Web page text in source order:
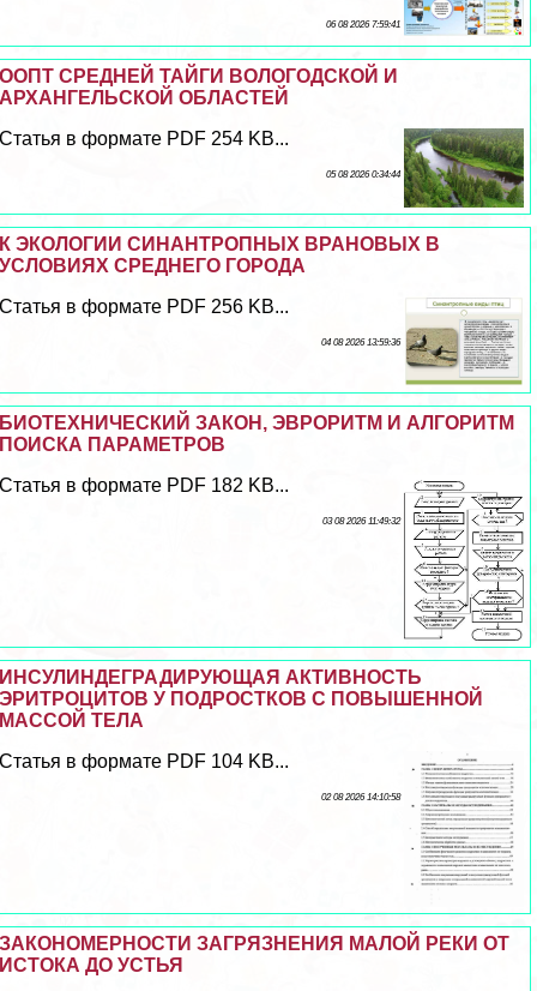
06 08 2026 7:59:41
ООПТ СРЕДНЕЙ ТАЙГИ ВОЛОГОДСКОЙ И
АРХАНГЕЛЬСКОЙ ОБЛАСТЕЙ
Статья в формате PDF 254 KB...
05 08 2026 0:34:44
К ЭКОЛОГИИ СИНАНТРОПНЫХ ВРАНОВЫХ В
УСЛОВИЯХ СРЕДНЕГО ГОРОДА
Статья в формате PDF 256 KB...
04 08 2026 13:59:36
БИОТЕХНИЧЕСКИЙ ЗАКОН, ЭВРОРИТМ И АЛГОРИТМ
ПОИСКА ПАРАМЕТРОВ
Статья в формате PDF 182 KB...
03 08 2026 11:49:32
ИНСУЛИНДЕГРАДИРУЮЩАЯ АКТИВНОСТЬ
ЭРИТРОЦИТОВ У ПОДРОСТКОВ С ПОВЫШЕННОЙ
МАССОЙ ТЕЛА
Статья в формате PDF 104 KB...
02 08 2026 14:10:58
ЗАКОНОМЕРНОСТИ ЗАГРЯЗНЕНИЯ МАЛОЙ РЕКИ ОТ
ИСТОКА ДО УСТЬЯ